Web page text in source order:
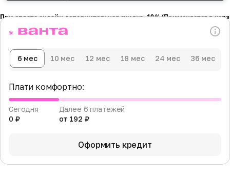
При оплате онлайн дополнительная скидка -10％ (Применяется в
6 мес 10 мес 12 мес 18 мес 24 мес 36 мес
Плати комфортно:
Сегодня
0 ₽
Далее 6 платежей
от 192 ₽
Оформить кредит